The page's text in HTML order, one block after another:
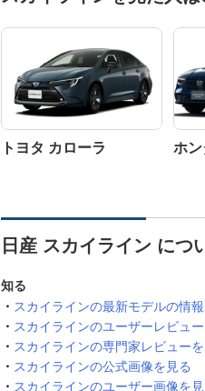
トヨタ カローラ ホン
日産 スカイライン につ
知る
スカイラインの最新モデルの情
スカイラインのユーザーレビュ
スカイラインの専門家レビュー
スカイラインの公式画像を見る
スカイラインのユーザー画像を見